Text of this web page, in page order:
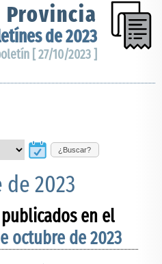
de 2023
[ 27/10/2023 ]
¿Buscar?
2023
en el
octubre de 2023